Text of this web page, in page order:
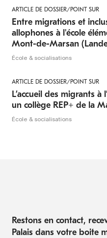
ARTICLE DE DOSSIER/POINT SUR
Entre migrations et
allophones à l'école
Mont-de-Marsan
École & socialisations
ARTICLE DE DOSSIER/POINT SUR
L’accueil des migrants à
un collège REP+ de la
École & socialisations
Restons en contact,
Palais dans votre boite